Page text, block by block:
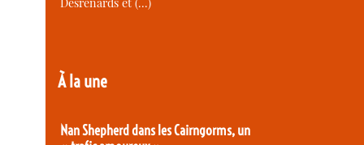
Desrenards et (…)
À la une
Nan Shepherd dans les Cairngorms, un